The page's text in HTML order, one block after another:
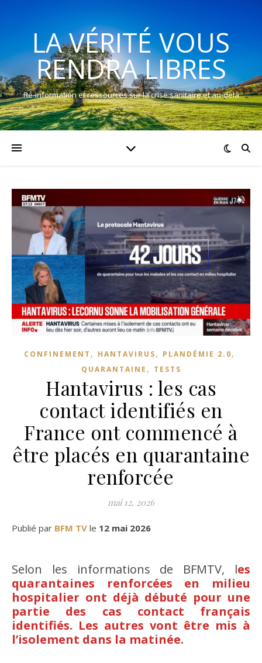
LA VÉRITÉ VOUS
RENDRA LIBRES
Ré-information et ressources sur la crise sanitaire et au-delà
CONFINEMENT , HANTAVIRUS, PLANDÉMIE 2.0,
QUARANTAINE , TESTS
Hantavirus : les cas
contact identifiés en
France ont commencé à
être placés en quarantaine
renforcée
mai 12, 2026
Publié par BFM TV le 12 mai 2026
Selon les informations de BFMTV, les
quarantaines renforcées en milieu
hospitalier ont déjà débuté pour une
partie des cas contact français
identifiés. Les autres vont être mis à
l’isolement dans la matinée.